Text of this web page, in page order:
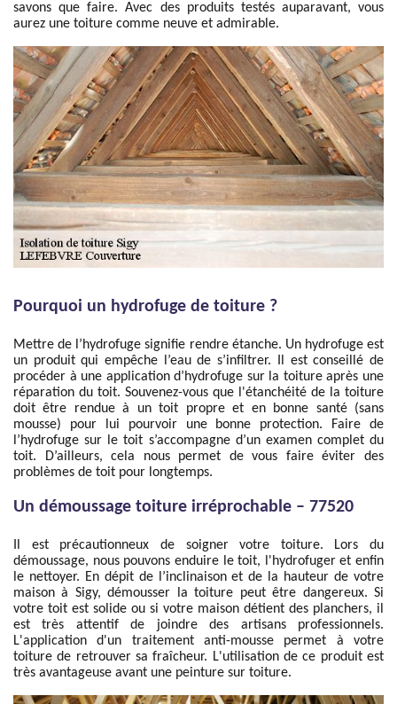
savons que faire. Avec des produits testés auparavant, vous
aurez une toiture comme neuve et admirable.
Pourquoi un hydrofuge de toiture ?
Mettre de l’hydrofuge signifie rendre étanche. Un hydrofuge est
un produit qui empêche l’eau de s’infiltrer. Il est conseillé de
procéder à une application d’hydrofuge sur la toiture après une
réparation du toit. Souvenez-vous que l'étanchéité de la toiture
doit être rendue à un toit propre et en bonne santé (sans
mousse) pour lui pourvoir une bonne protection. Faire de
l’hydrofuge sur le toit s’accompagne d’un examen complet du
toit. D’ailleurs, cela nous permet de vous faire éviter des
problèmes de toit pour longtemps.
Un démoussage toiture irréprochable – 77520
Il est précautionneux de soigner votre toiture. Lors du
démoussage, nous pouvons enduire le toit, l'hydrofuger et enfin
le nettoyer. En dépit de l’inclinaison et de la hauteur de votre
maison à Sigy, démousser la toiture peut être dangereux. Si
votre toit est solide ou si votre maison détient des planchers, il
est très attentif de joindre des artisans professionnels.
L'application d'un traitement anti-mousse permet à votre
toiture de retrouver sa fraîcheur. L'utilisation de ce produit est
très avantageuse avant une peinture sur toiture.